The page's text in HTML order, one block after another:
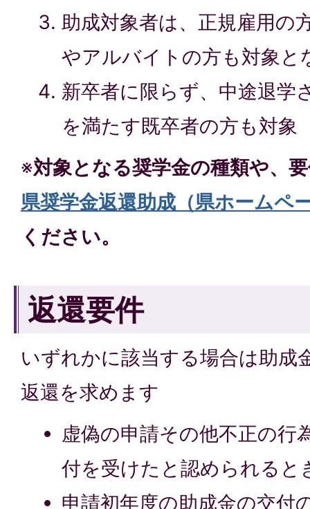
助成対象者は、正規雇用の
やアルバイトの方も対象と
新卒者に限らず、中途退学
を満たす既卒者の方も対象
※対象となる奨学金の種類や、
県奨学金返還助成（県ホームペ
ください。
返還要件
いずれかに該当する場合は助成
返還を求めます
虚偽の申請その他不正の行
付を受けたと認められると
申請初年度の助成金の交付